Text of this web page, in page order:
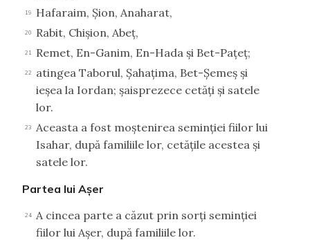
19 Hafaraim, Şion, Anaharat,
20 Rabit, Chişion, Abeţ,
21 Remet, En-Ganim, En-Hada şi Bet-Paţeţ;
22
atingea Taborul, Şahaţima, Bet-Şemeş şi
ieşea la Iordan; şaisprezece cetăţi şi satele
lor.
23
Aceasta a fost moştenirea seminţiei fiilor lui
Isahar, după familiile lor, cetăţile acestea şi
satele lor.
Partea lui Aşer
24
A cincea parte a căzut prin sorţi seminţiei
fiilor lui Aşer, după familiile lor.